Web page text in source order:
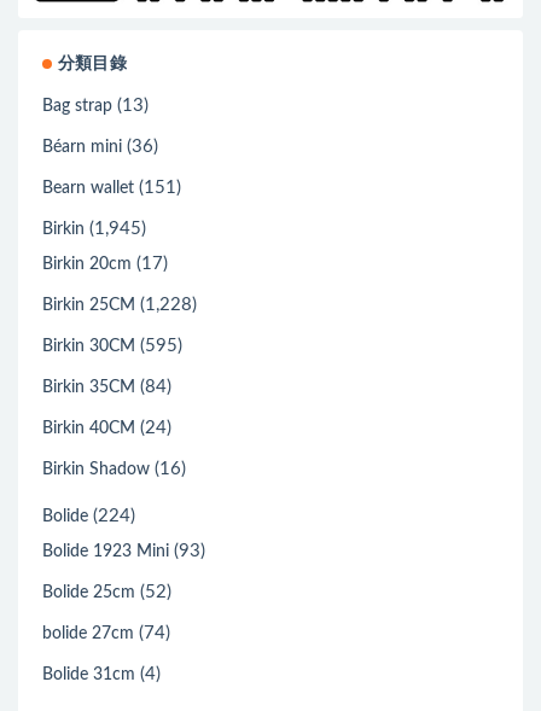
分類目錄
Bag strap (13)
Béarn mini (36)
Bearn wallet (151)
Birkin (1,945)
Birkin 20cm (17)
Birkin 25CM (1,228)
Birkin 30CM (595)
Birkin 35CM (84)
Birkin 40CM (24)
Birkin Shadow (16)
Bolide (224)
Bolide 1923 Mini (93)
Bolide 25cm (52)
bolide 27cm (74)
Bolide 31cm (4)